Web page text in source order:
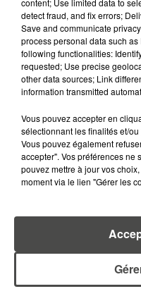
A LIRE AUSSI...
7 août
detect fraud, and fix errors;
Save and communicate
process personal data such
following functionalities:
requested; Use precise
other data sources; Link
information transmitted
Vous pouvez accepter en
sélectionnant les finalités et/
Vous pouvez également
accepter". Vos préférences ne
pouvez mettre à jour vos
moment via le lien "Gérer les